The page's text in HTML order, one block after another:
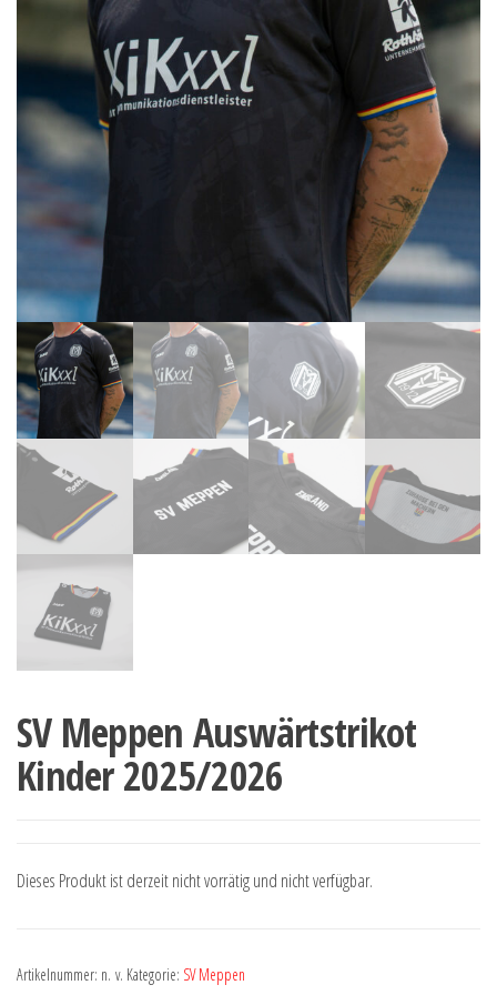
SV Meppen Auswärtstrikot
Kinder 2025/2026
Dieses Produkt ist derzeit nicht vorrätig und nicht verfügbar.
Artikelnummer: n. v. Kategorie: SV Meppen